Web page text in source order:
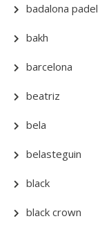
badalona padel
bakh
barcelona
beatriz
bela
belasteguin
black
black crown